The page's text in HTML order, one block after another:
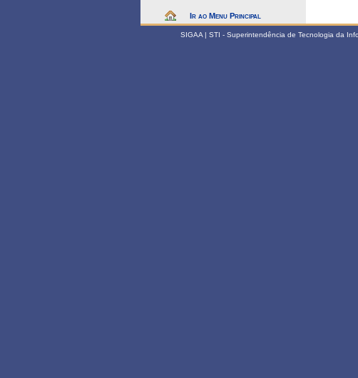
Ir ao Menu Principal
SIGAA | STI - Superintendência de Tecnologia da